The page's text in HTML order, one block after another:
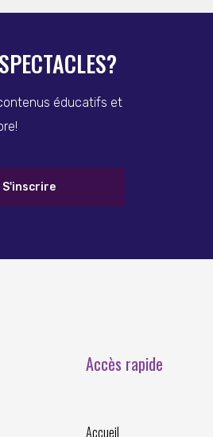
éducatifs et
Accès rapide
Accueil